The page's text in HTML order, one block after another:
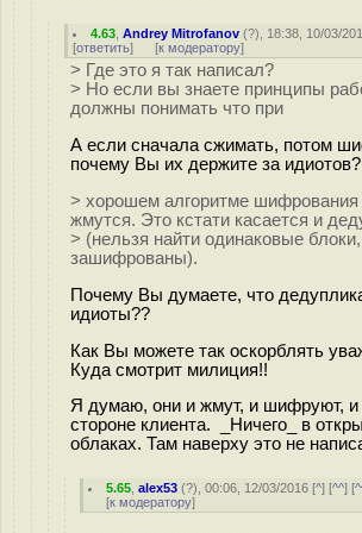
4.63 ,Andrey Mitrofanov (?), 18:38, 10/03/
[ответить] [к модератору]
> Где это я так написал?
> Но если вы знаете принципы
должны понимать что при
А если сначала сжимать, потом
почему Вы их держите за идиотов?
> хорошем алгоритме
жмутся. Это кстати касается и
> (нельзя найти одинаковые
зашифрованы).
Почему Вы думаете, что
идиоты??
Как Вы можете так оскорблять
Куда смотрит милиция!!
Я думаю, они и жмут, и шифруют,
стороне клиента. _Ничего_ в
облаках. Там наверху это не
5.65 ,alex53 (?), 00:06, 12/03/2016 [^] [^^] [
[к модератору]